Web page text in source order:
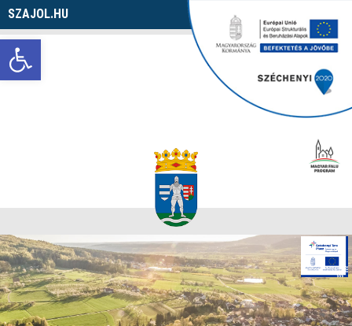
Eszköztár megnyitása
SZAJOL.HU